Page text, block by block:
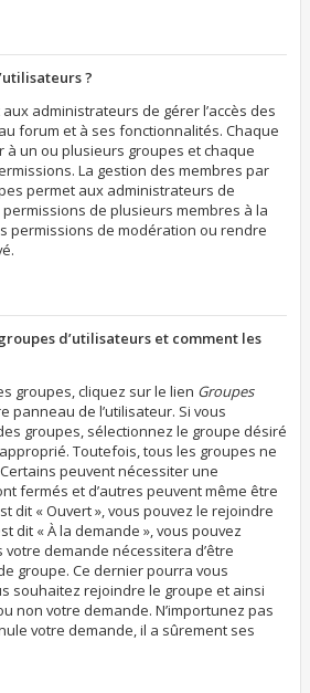
?
administrateurs de gérer l’accès des
forum et à ses fonctionnalités. Chaque
un ou plusieurs groupes et chaque
La gestion des membres par
permet aux administrateurs de
de plusieurs membres à la
permissions de modération ou rendre
d’utilisateurs et comment les
groupes, cliquez sur le lien Groupes
panneau de l’utilisateur. Si vous
groupes, sélectionnez le groupe désiré
Toutefois, tous les groupes ne
peuvent nécessiter une
fermés et d’autres peuvent même être
dit « Ouvert », vous pouvez le rejoindre
dit « À la demande », vous pouvez
demande nécessitera d’être
groupe. Ce dernier pourra vous
souhaitez rejoindre le groupe et ainsi
non votre demande. N’importunez pas
votre demande, il a sûrement ses